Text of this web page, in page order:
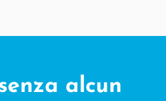
alcun